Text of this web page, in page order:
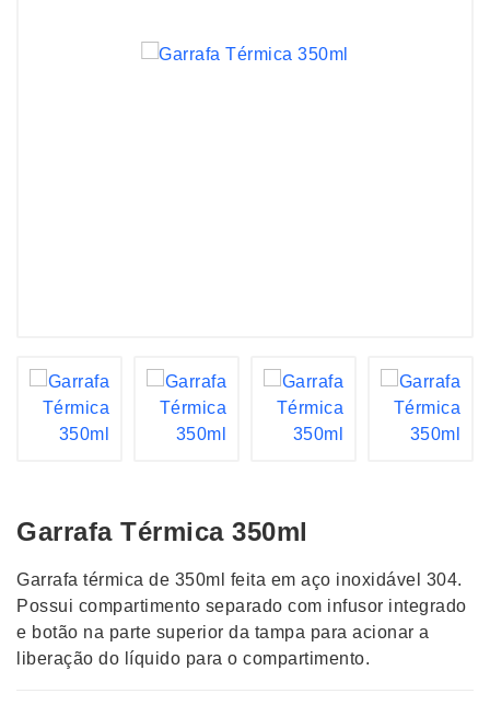
Garrafa Térmica 350ml
Garrafa térmica de 350ml feita em aço inoxidável 304.
Possui compartimento separado com infusor integrado
e botão na parte superior da tampa para acionar a
liberação do líquido para o compartimento.